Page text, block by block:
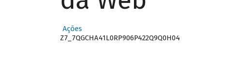
Ações
Z7_7QGCHA41L0RP906P422Q9Q0H04